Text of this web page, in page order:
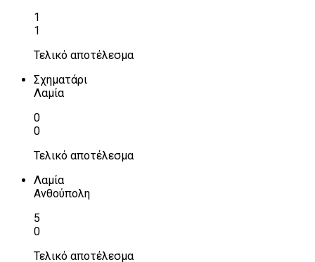
1
1
Τελικό αποτέλεσμα
Σχηματάρι
Λαμία
0
0
Τελικό αποτέλεσμα
Λαμία
Ανθούπολη
5
0
Τελικό αποτέλεσμα